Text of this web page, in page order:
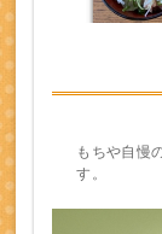
もちや自慢
す。